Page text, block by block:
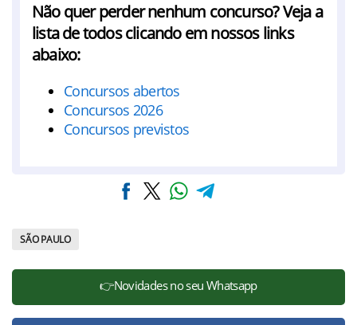
Não quer perder nenhum concurso? Veja a
lista de todos clicando em nossos links
abaixo:
Concursos abertos
Concursos 2026
Concursos previstos
SÃO PAULO
👉Novidades no seu Whatsapp